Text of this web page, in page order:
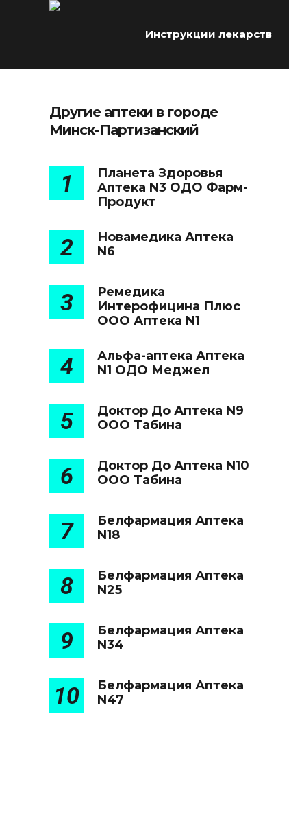
Инструкции лекарств
Другие аптеки в городе
Минск-Партизанский
1
Планета Здоровья
Аптека N3 ОДО Фарм-
Продукт
2
Новамедика Аптека
N6
3
Ремедика
Интерофицина Плюс
ООО Аптека N1
4
Альфа-аптека Аптека
N1 ОДО Меджел
5
Доктор До Аптека N9
ООО Табина
6
Доктор До Аптека N10
ООО Табина
7
Белфармация Аптека
N18
8
Белфармация Аптека
N25
9
Белфармация Аптека
N34
10
Белфармация Аптека
N47